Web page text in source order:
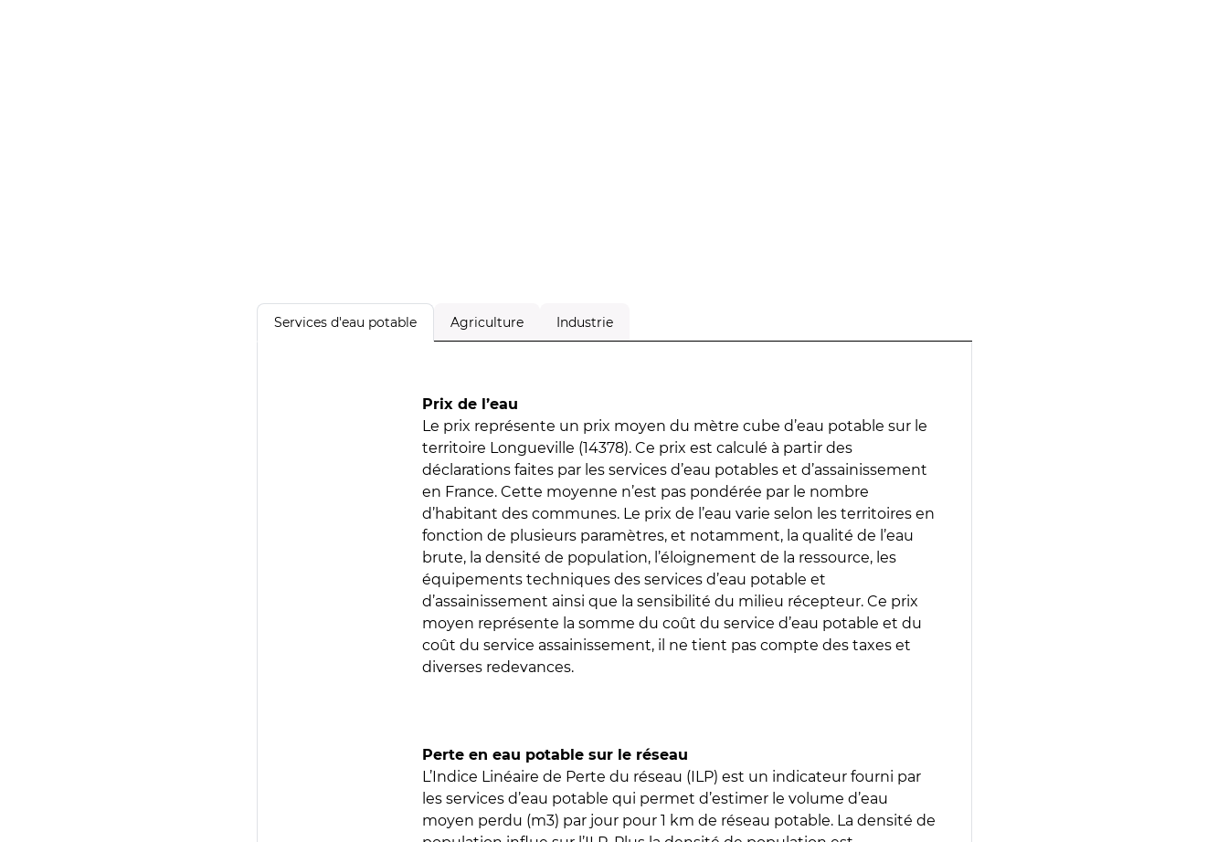
Services d'eau potable Agriculture Industrie
Prix de l’eau
Le prix représente un prix moyen du mètre cube d’eau potable sur le
territoire Longueville (14378). Ce prix est calculé à partir des
déclarations faites par les services d’eau potables et d’assainissement
en France. Cette moyenne n’est pas pondérée par le nombre
d’habitant des communes. Le prix de l’eau varie selon les territoires en
fonction de plusieurs paramètres, et notamment, la qualité de l’eau
brute, la densité de population, l’éloignement de la ressource, les
équipements techniques des services d’eau potable et
d’assainissement ainsi que la sensibilité du milieu récepteur. Ce prix
moyen représente la somme du coût du service d’eau potable et du
coût du service assainissement, il ne tient pas compte des taxes et
diverses redevances.
Perte en eau potable sur le réseau
L’Indice Linéaire de Perte du réseau (ILP) est un indicateur fourni par
les services d’eau potable qui permet d’estimer le volume d’eau
moyen perdu (m3) par jour pour 1 km de réseau potable. La densité de